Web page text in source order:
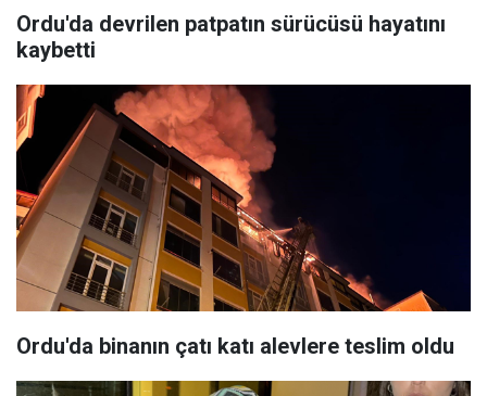
Ordu'da devrilen patpatın sürücüsü hayatını
kaybetti
Ordu'da binanın çatı katı alevlere teslim oldu